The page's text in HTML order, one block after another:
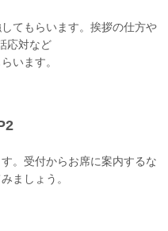
てもらいます。挨拶の仕方や
応対など
います。
。受付からお席に案内するな
ましょう。